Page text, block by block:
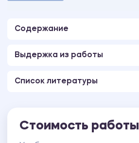
Количество страниц -28.
Содержание
Выдержка из работы
Список литературы
Стоимость работы